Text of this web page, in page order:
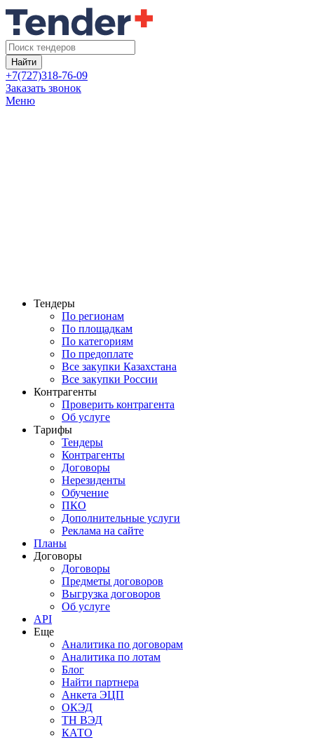
Найти
+7(727)318-76-09
Заказать звонок
Меню
Тендеры
По регионам
По площадкам
По категориям
По предоплате
Все закупки Казахстана
Все закупки России
Контрагенты
Проверить контрагента
Об услуге
Тарифы
Тендеры
Контрагенты
Договоры
Нерезиденты
Обучение
ПКО
Дополнительные услуги
Реклама на сайте
Планы
Договоры
Договоры
Предметы договоров
Выгрузка договоров
Об услуге
API
Еще
Аналитика по договорам
Аналитика по лотам
Блог
Найти партнера
Анкета ЭЦП
ОКЭД
ТН ВЭД
КАТО